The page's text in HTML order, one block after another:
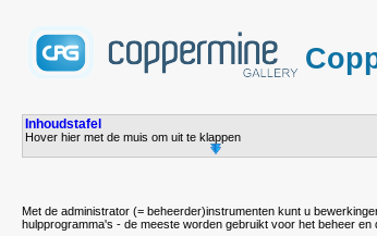
Inhoudstafel
Hover hier met de muis om uit te klappen
Met de administrator (= beheerder)instrumenten kunt u
hulpprogramma's - de meeste worden gebruikt voor het beheer en